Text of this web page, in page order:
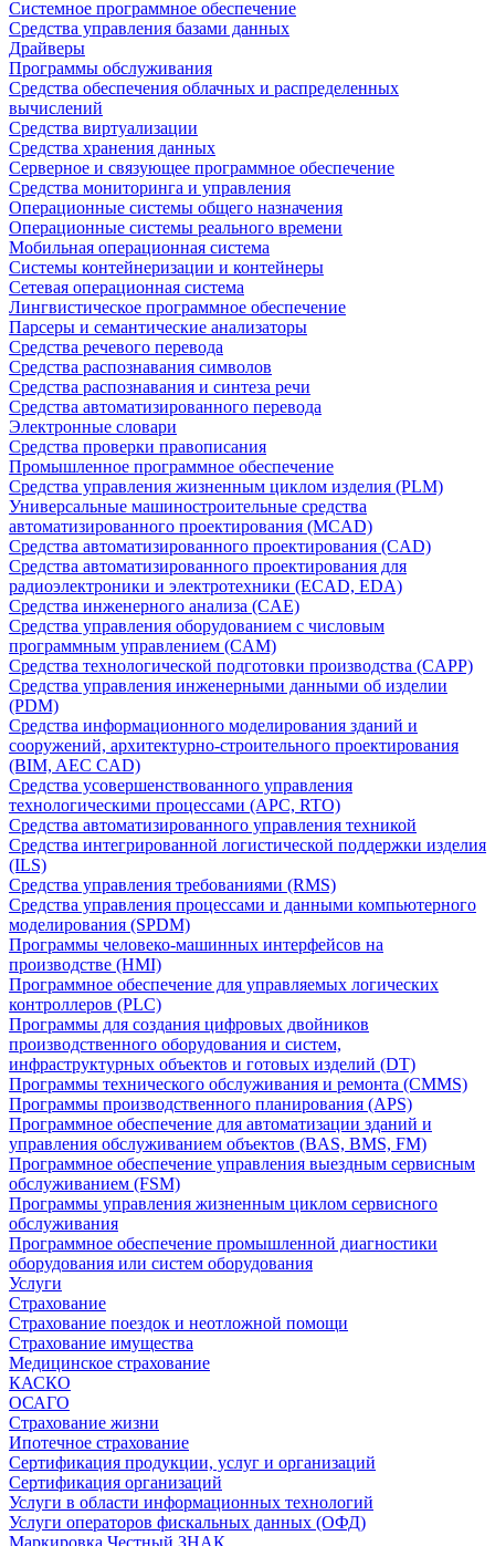
Системное программное обеспечение
Средства управления базами данных
Драйверы
Программы обслуживания
Средства обеспечения облачных и распределенных
вычислений
Средства виртуализации
Средства хранения данных
Серверное и связующее программное обеспечение
Средства мониторинга и управления
Операционные системы общего назначения
Операционные системы реального времени
Мобильная операционная система
Системы контейнеризации и контейнеры
Сетевая операционная система
Лингвистическое программное обеспечение
Парсеры и семантические анализаторы
Средства речевого перевода
Средства распознавания символов
Средства распознавания и синтеза речи
Средства автоматизированного перевода
Электронные словари
Средства проверки правописания
Промышленное программное обеспечение
Средства управления жизненным циклом изделия (PLM)
Универсальные машиностроительные средства
автоматизированного проектирования (MCAD)
Средства автоматизированного проектирования (CAD)
Средства автоматизированного проектирования для
радиоэлектроники и электротехники (ECAD, EDA)
Средства инженерного анализа (CAE)
Средства управления оборудованием с числовым
программным управлением (CAM)
Средства технологической подготовки производства (CAPP)
Средства управления инженерными данными об изделии
(PDM)
Средства информационного моделирования зданий и
сооружений, архитектурно-строительного проектирования
(BIM, AEC CAD)
Средства усовершенствованного управления
технологическими процессами (APC, RTO)
Средства автоматизированного управления техникой
Средства интегрированной логистической поддержки изделия
(ILS)
Средства управления требованиями (RMS)
Средства управления процессами и данными компьютерного
моделирования (SPDM)
Программы человеко-машинных интерфейсов на
производстве (HMI)
Программное обеспечение для управляемых логических
контроллеров (PLC)
Программы для создания цифровых двойников
производственного оборудования и систем,
инфраструктурных объектов и готовых изделий (DT)
Программы технического обслуживания и ремонта (CMMS)
Программы производственного планирования (APS)
Программное обеспечение для автоматизации зданий и
управления обслуживанием объектов (BAS, BMS, FM)
Программное обеспечение управления выездным сервисным
обслуживанием (FSM)
Программы управления жизненным циклом сервисного
обслуживания
Программное обеспечение промышленной диагностики
оборудования или систем оборудования
Услуги
Страхование
Страхование поездок и неотложной помощи
Страхование имущества
Медицинское страхование
КАСКО
ОСАГО
Страхование жизни
Ипотечное страхование
Сертификация продукции, услуг и организаций
Сертификация организаций
Услуги в области информационных технологий
Услуги операторов фискальных данных (ОФД)
Маркировка Честный ЗНАК